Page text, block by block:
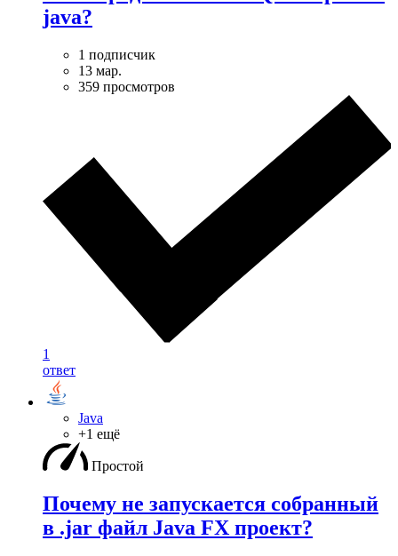
java?
1 подписчик
13 мар.
359 просмотров
1
ответ
Java
+1 ещё
Простой
Почему не запускается собранный
в .jar файл Java FX проект?